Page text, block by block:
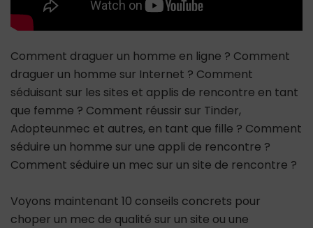
Comment draguer un homme en ligne ? Comment
draguer un homme sur Internet ? Comment
séduisant sur les sites et applis de rencontre en tant
que femme ? Comment réussir sur Tinder,
Adopteunmec et autres, en tant que fille ? Comment
séduire un homme sur une appli de rencontre ?
Comment séduire un mec sur un site de rencontre ?
Voyons maintenant 10 conseils concrets pour
choper un mec de qualité sur un site ou une